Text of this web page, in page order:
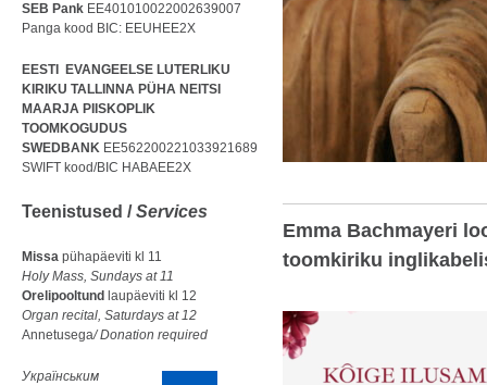
SEB Pank EE401010022002639007
Panga kood BIC: EEUHEE2X
EESTI EVANGEELSE LUTERLIKU
KIRIKU TALLINNA PÜHA NEITSI
MAARJA PIISKOPLIK
TOOMKOGUDUS
SWEDBANK EE562200221033921689
SWIFT kood/BIC HABAEE2X
Teenistused /Services
Missa pühapäeviti kl 11
Holy Mass, Sundays at 11
Orelipooltund laupäeviti kl 12
Organ recital, Saturdays at 12
Annetusega/ Donation required
Українським
Emma Bachmayeri
toomkiriku